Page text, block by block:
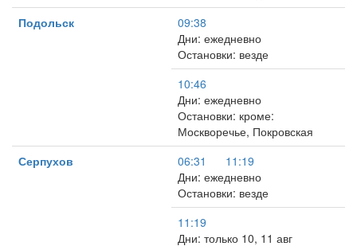
Подольск
09:38
Дни: ежедневно
Остановки: везде
10:46
Дни: ежедневно
Остановки: кроме:
Москворечье, Покровская
Серпухов
06:31
11:19
Дни: ежедневно
Остановки: везде
11:19
Дни: только 10, 11 авг